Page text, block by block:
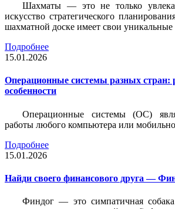
Шахматы — это не только
искусство стратегического
шахматной доске имеет свои
Подробнее
15.01.2026
Операционные системы разных стран:
особенности
Операционные системы (ОС)
работы любого компьютера или
Подробнее
15.01.2026
Найди своего финансового друга —
Финдог — это симпатичная